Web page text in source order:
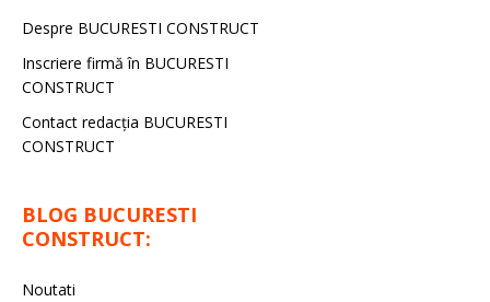
Despre BUCURESTI CONSTRUCT
Inscriere firmă în BUCURESTI
CONSTRUCT
Contact redacţia BUCURESTI
CONSTRUCT
BLOG BUCURESTI
CONSTRUCT:
Noutati